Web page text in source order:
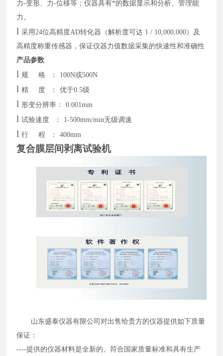
力-变形、力-位移等；仪器具有*的数据显示和分析、管理能
力。
l采用 24位高精度AD转化器（解析度可达 1 / 10,000,000）及
高精度称重传感器，保证仪器力值数据采集的快速性和准确性
产品参数
l规 格 ： 100N或500N
l精 度 ： 优于0.5级
l形变分辨率： 0.001mm
l试验速度 ： 1-500mm/min无级调速
l行 程 ： 400mm
复合膜层间剥离试验机
山东盛泰仪器有限公司对出售给贵方的仪器提供如下质量
保证：
----提供的仪器材料是全新的、符合国家质量标准和具有生产